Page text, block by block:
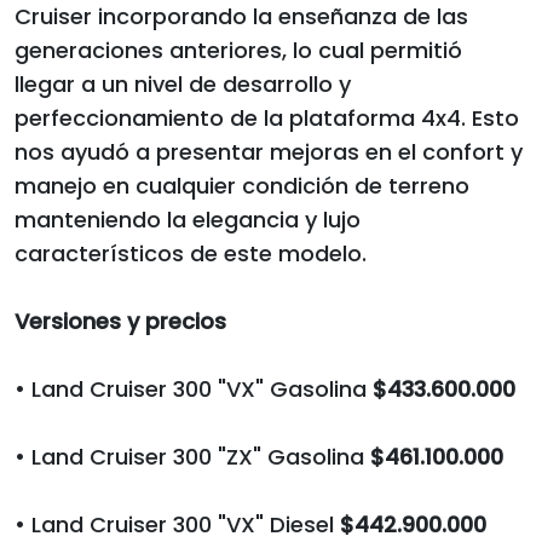
Cruiser incorporando la enseñanza de las
generaciones anteriores, lo cual permitió
llegar a un nivel de desarrollo y
perfeccionamiento de la plataforma 4x4. Esto
nos ayudó a presentar mejoras en el confort y
manejo en cualquier condición de terreno
manteniendo la elegancia y lujo
característicos de este modelo.
Versiones y precios
• Land Cruiser 300 "VX" Gasolina $433.600.000
• Land Cruiser 300 "ZX" Gasolina $461.100.000
• Land Cruiser 300 "VX" Diesel $442.900.000